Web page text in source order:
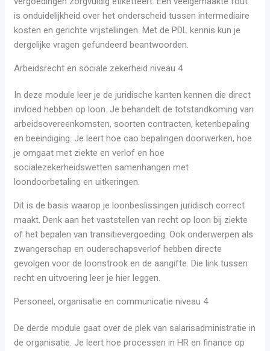
is onduidelijkheid over het onderscheid tussen intermediaire
kosten en gerichte vrijstellingen. Met de PDL kennis kun je
dergelijke vragen gefundeerd beantwoorden.
Arbeidsrecht en sociale zekerheid niveau 4
In deze module leer je de juridische kanten kennen die direct
invloed hebben op loon. Je behandelt de totstandkoming van
arbeidsovereenkomsten, soorten contracten, ketenbepaling
en beëindiging. Je leert hoe cao bepalingen doorwerken, hoe
je omgaat met ziekte en verlof en hoe
socialezekerheidswetten samenhangen met
loondoorbetaling en uitkeringen.
Dit is de basis waarop je loonbeslissingen juridisch correct
maakt. Denk aan het vaststellen van recht op loon bij ziekte
of het bepalen van transitievergoeding. Ook onderwerpen als
zwangerschap en ouderschapsverlof hebben directe
gevolgen voor de loonstrook en de aangifte. Die link tussen
recht en uitvoering leer je hier leggen.
Personeel, organisatie en communicatie niveau 4
De derde module gaat over de plek van salarisadministratie in
de organisatie. Je leert hoe processen in HR en finance op